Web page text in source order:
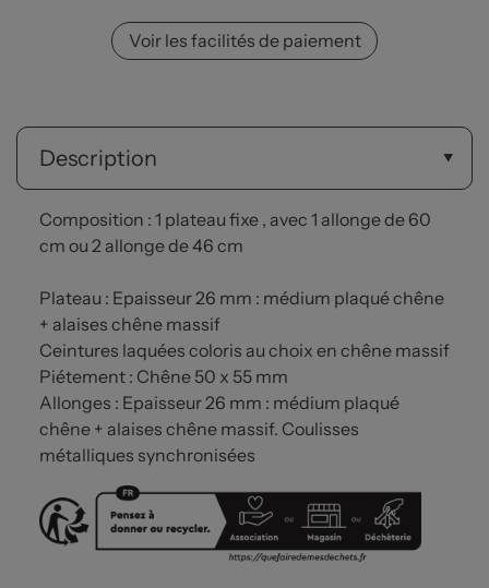
Voir les facilités de paiement
Description
Composition : 1 plateau fixe , avec 1 allonge de 60
cm ou 2 allonge de 46 cm
Plateau : Epaisseur 26 mm : médium plaqué chêne
+ alaises chêne massif
Ceintures laquées coloris au choix en chêne massif
Piétement : Chêne 50 x 55 mm
Allonges : Epaisseur 26 mm : médium plaqué
chêne + alaises chêne massif. Coulisses
métalliques synchronisées